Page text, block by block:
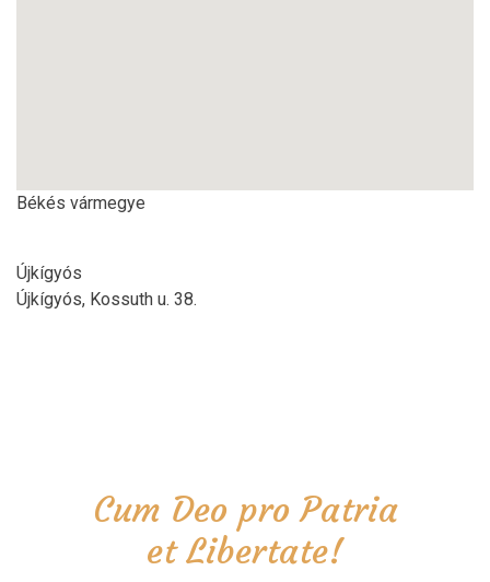
Békés vármegye
Újkígyós
Újkígyós, Kossuth u. 38.
Cum Deo pro Patria
et Libertate!